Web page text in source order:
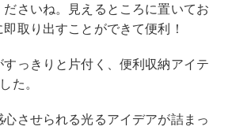
さいね。見えるところに置いてお
取り出すことができて便利！
っきりと片付く、便利収納アイテ
た。
心させられる光るアイデアが詰まっ